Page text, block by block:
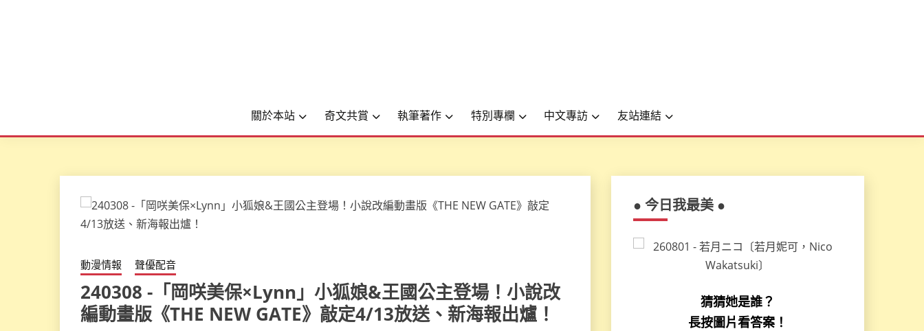
關於本站 奇文共賞 執筆著作 特別專欄 中文專訪 友站連結
動漫情報 聲優配音
240308 -「岡咲美保×Lynn」小狐娘&王國公主登場！小說改
編動畫版《THE NEW GATE》敲定4/13放送、新海報出爐！
● 今日我最美 ●
猜猜她是誰？
長按圖片看答案！